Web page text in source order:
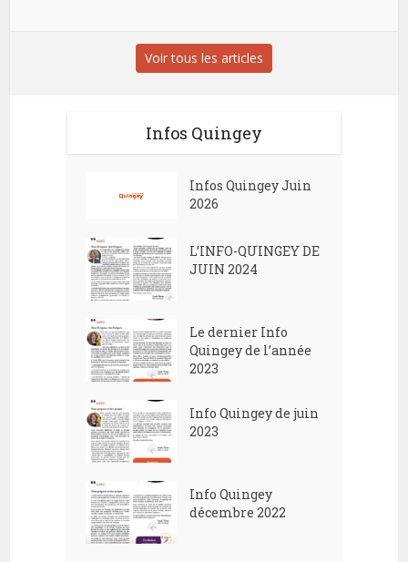
Voir tous les articles
Infos Quingey
Infos Quingey Juin
2026
L’INFO-QUINGEY DE
JUIN 2024
Le dernier Info
Quingey de l’année
2023
Info Quingey de juin
2023
Info Quingey
décembre 2022